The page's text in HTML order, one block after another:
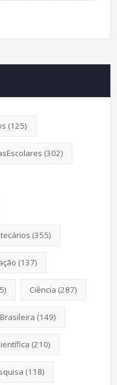
(125)
(302)
(355)
(137)
Ciência (287)
(149)
(210)
(118)